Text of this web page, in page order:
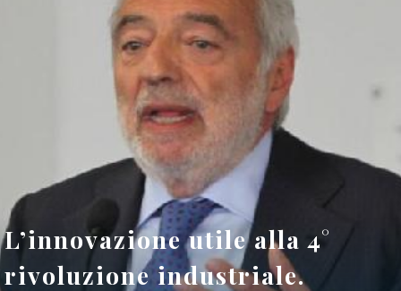
L’innovazione utile alla 4°
rivoluzione industriale.